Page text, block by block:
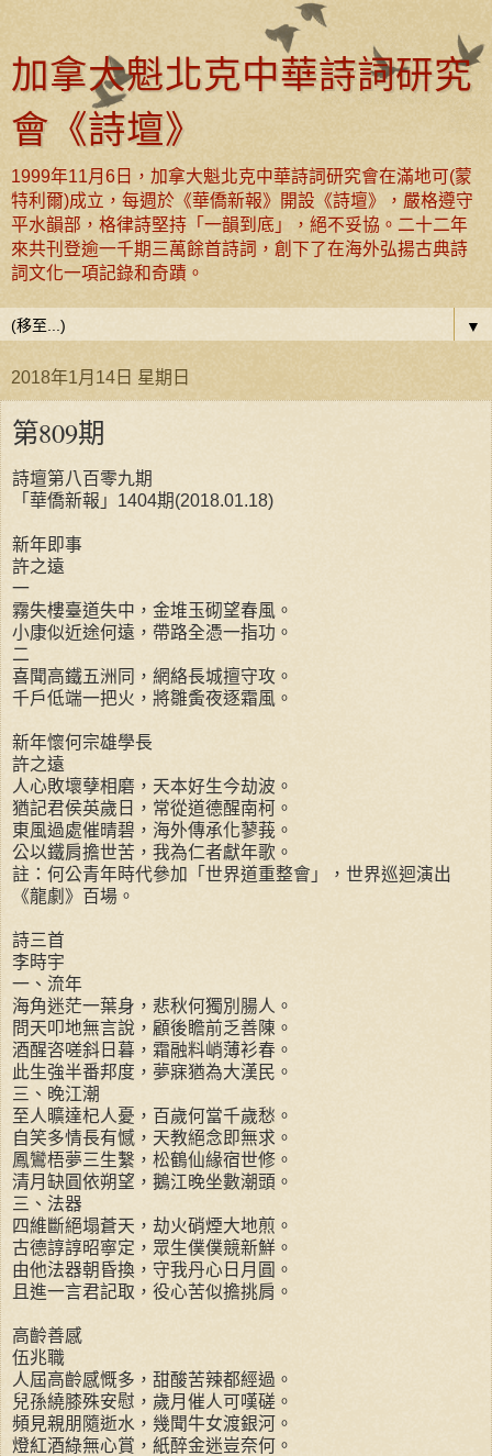
加拿大魁北克中華詩詞研究
會《詩壇》
1999年11月6日，加拿大魁北克中華詩詞研究會在滿地可(蒙
特利爾)成立，每週於《華僑新報》開設《詩壇》，嚴格遵守
平水韻部，格律詩堅持「一韻到底」，絕不妥協。二十二年
來共刊登逾一千期三萬餘首詩詞，創下了在海外弘揚古典詩
詞文化一項記錄和奇蹟。
▼
2018年1月14日 星期日
第809期
詩壇第八百零九期
「華僑新報」1404期(2018.01.18)
新年即事
許之遠
一
霧失樓臺道失中，金堆玉砌望春風。
小康似近途何遠，帶路全憑一指功。
二
喜聞高鐵五洲同，網絡長城擅守攻。
千戶低端一把火，將雛夤夜逐霜風。
新年懷何宗雄學長
許之遠
人心敗壞孽相磨，天本好生今劫波。
猶記君侯英歲日，常從道德醒南柯。
東風過處催晴碧，海外傳承化蓼莪。
公以鐵肩擔世苦，我為仁者獻年歌。
註：何公青年時代參加「世界道重整會」，世界巡迴演出
《龍劇》百場。
詩三首
李時宇
一、流年
海角迷茫一葉身，悲秋何獨別腸人。
問天叩地無言說，顧後瞻前乏善陳。
酒醒咨嗟斜日暮，霜融料峭薄衫春。
此生強半番邦度，夢寐猶為大漢民。
三、晚江潮
至人曠達杞人憂，百歲何當千歲愁。
自笑多情長有憾，天教絕念即無求。
鳳鸞梧夢三生繫，松鶴仙緣宿世修。
清月缺圓依朔望，鵝江晚坐數潮頭。
三、法器
四維斷絕塌蒼天，劫火硝煙大地煎。
古德諄諄昭寧定，眾生僕僕競新鮮。
由他法器朝昏換，守我丹心日月圓。
且進一言君記取，役心苦似擔挑肩。
高齡善感
伍兆職
人屆高齡感慨多，甜酸苦辣都經過。
兒孫繞膝殊安慰，歲月催人可嘆磋。
頻見親朋隨逝水，幾聞牛女渡銀河。
燈紅酒綠無心賞，紙醉金迷豈奈何。